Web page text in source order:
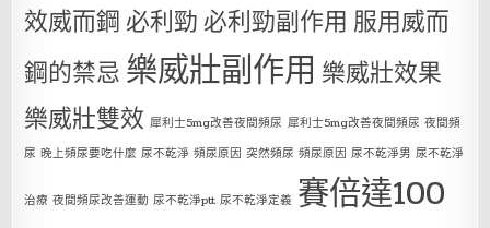
效威而鋼 必利勁 必利勁副作用 服用威而
鋼的禁忌 樂威壯副作用 樂威壯效果
樂威壯雙效 犀利士5mg改善夜間頻尿 犀利士5mg改善夜間頻尿 夜間頻
尿 晚上頻尿要吃什麼 尿不乾淨 頻尿原因 突然頻尿 頻尿原因 尿不乾淨男 尿不乾淨
治療 夜間頻尿改善運動 尿不乾淨ptt 尿不乾淨定義 賽倍達100